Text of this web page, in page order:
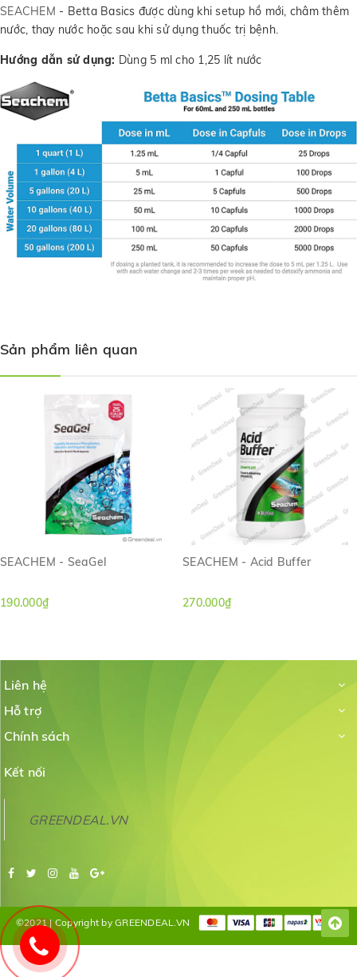
SEACHEM - Betta Basics được dùng khi setup hồ mới, châm thêm
nước, thay nước hoặc sau khi sử dụng thuốc trị bệnh.
Hướng dẫn sử dụng: Dùng 5 ml cho 1,25 lít nước
Sản phẩm liên quan
SEACHEM - SeaGel
190.000₫
SEACHEM - Acid Buffer
270.000₫
Liên hệ
Hỗ trợ
Chính sách
Kết nối
GREENDEAL.VN
©2021 | Copyright by GREENDEAL.VN